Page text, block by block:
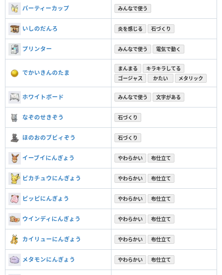
パーティーカップ みんなで使う
いしのだんろ 炎を感じる 石づくり
プリンター みんなで使う 電気で動く
でかいきんのたま
まんまる
キラキラしてる
ゴージャス
かたい メタリック
ホワイトボード みんなで使う 文字がある
なぞのせきぞう 石づくり
ほのおのブビィぞう 石づくり
イーブイにんぎょう やわらかい 布仕立て
ピカチュウにんぎょう やわらかい 布仕立て
ピッピにんぎょう やわらかい 布仕立て
ウインディにんぎょう やわらかい 布仕立て
カイリューにんぎょう やわらかい 布仕立て
メタモンにんぎょう やわらかい 布仕立て